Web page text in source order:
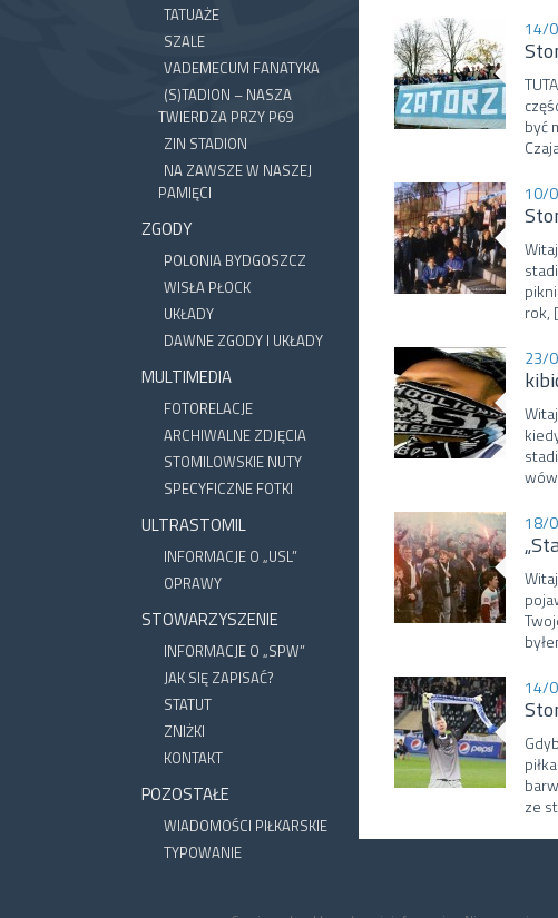
TATUAŻE
SZALE
VADEMECUM FANATYKA
(S)TADION – NASZA
TWIERDZA PRZY P69
ZIN STADION
NA ZAWSZE W NASZEJ
PAMIĘCI
ZGODY
POLONIA BYDGOSZCZ
WISŁA PŁOCK
UKŁADY
DAWNE ZGODY I UKŁADY
MULTIMEDIA
FOTORELACJE
ARCHIWALNE ZDJĘCIA
STOMILOWSKIE NUTY
SPECYFICZNE FOTKI
ULTRASTOMIL
INFORMACJE O „USL”
OPRAWY
STOWARZYSZENIE
INFORMACJE O „SPW”
JAK SIĘ ZAPISAĆ?
STATUT
ZNIŻKI
KONTAKT
POZOSTAŁE
WIADOMOŚCI PIŁKARSKIE
TYPOWANIE
14/
być
10/
rok,
23/
18/
14/
ze